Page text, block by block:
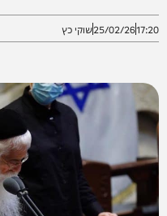
17:20
25/02/26שוקי כץ